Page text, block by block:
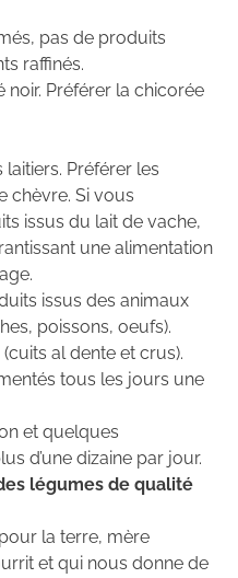
pas de produits
raffinés.
noir. Préférer la chicorée
Préférer les
chèvre. Si vous
issus du lait de vache,
une alimentation
issus des animaux
poissons, oeufs).
al dente et crus).
tous les jours une
et quelques
d’une dizaine par jour.
légumes de qualité
pour la terre, mère
et qui nous donne de